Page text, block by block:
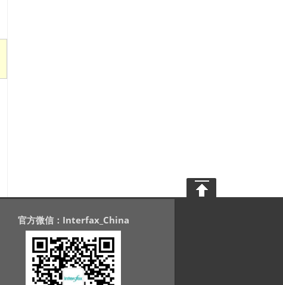
官方微信：Interfax_China